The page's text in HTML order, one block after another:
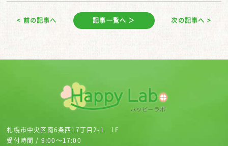
< 前の記事へ 記事一覧へ ＞ 次の記事へ >
札幌市中央区南6条西17丁目2-1 1F
受付時間 / 9:00～17:00